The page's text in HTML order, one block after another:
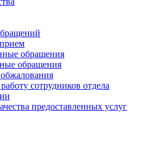
обращения
обращения
сотрудников отдела
предоставленных услуг